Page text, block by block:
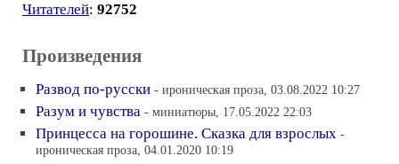
Читателей: 92752
Произведения
Развод по-русски - ироническая проза, 03.08.2022 10:27
Разум и чувства - миниатюры, 17.05.2022 22:03
Принцесса на горошине. Сказка для взрослых -
ироническая проза, 04.01.2020 10:19